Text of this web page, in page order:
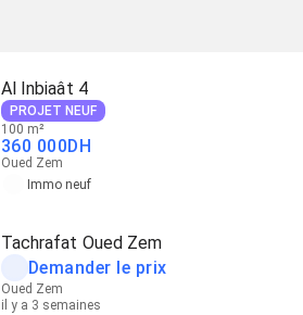
Al Inbiaât 4
PROJET NEUF
100 m²
360 000DH
Oued Zem
Immo neuf
Tachrafat Oued Zem
Demander le prix
Oued Zem
il y a 3 semaines